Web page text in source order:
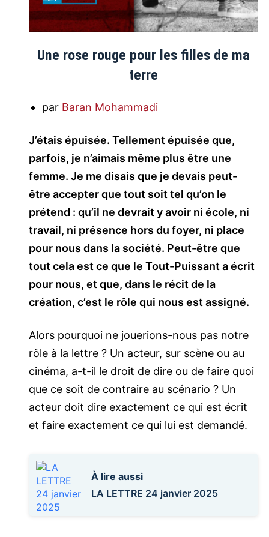
Une rose rouge pour les filles de ma
terre
par Baran Mohammadi
J’étais épuisée. Tellement épuisée que,
parfois, je n’aimais même plus être une
femme. Je me disais que je devais peut-
être accepter que tout soit tel qu’on le
prétend : qu’il ne devrait y avoir ni école, ni
travail, ni présence hors du foyer, ni place
pour nous dans la société. Peut-être que
tout cela est ce que le Tout-Puissant a écrit
pour nous, et que, dans le récit de la
création, c’est le rôle qui nous est assigné.
Alors pourquoi ne jouerions-nous pas notre
rôle à la lettre ? Un acteur, sur scène ou au
cinéma, a-t-il le droit de dire ou de faire quoi
que ce soit de contraire au scénario ? Un
acteur doit dire exactement ce qui est écrit
et faire exactement ce qui lui est demandé.
À lire aussi
LA LETTRE 24 janvier 2025